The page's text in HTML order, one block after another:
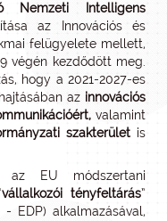
Nemzeti Intelligens
az Innovációs és
felügyelete mellett,
végén kezdődött meg.
hogy a 2021-2027-es
az innovációs
valamint
szakterület is
az EU módszertani
vállalkozói tényfeltárás”
EDP) alkalmazásával,